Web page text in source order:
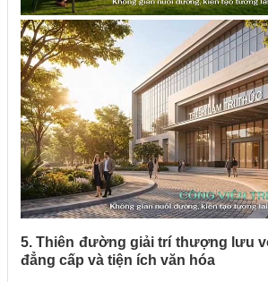
5. Thiên đường giải trí thượng lưu
đẳng cấp và tiện ích văn hóa